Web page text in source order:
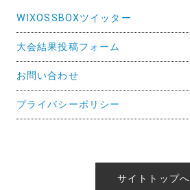
WIXOSSBOXツイッター
大会結果投稿フォーム
お問い合わせ
プライバシーポリシー
サイトトップへ